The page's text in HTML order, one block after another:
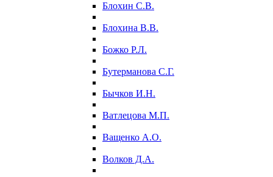
Блохин С.В.
Блохина В.В.
Божко Р.Л.
Бутерманова С.Г.
Бычков И.Н.
Ватлецова М.П.
Ващенко А.О.
Волков Д.А.